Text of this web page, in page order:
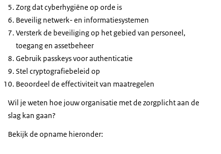
Zorg dat cyberhygiëne op orde is
Beveilig netwerk- en informatiesystemen
Versterk de beveiliging op het gebied van personeel,
toegang en assetbeheer
Gebruik passkeys voor authenticatie
Stel cryptografiebeleid op
Beoordeel de effectiviteit van maatregelen
Wil je weten hoe jouw organisatie met de zorgplicht aan de
slag kan gaan?
Bekijk de opname hieronder: